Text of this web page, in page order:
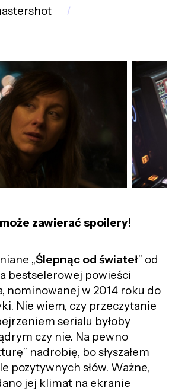
zawierać spoilery!
„Ślepnąc od świateł” od
bestselerowej powieści
nominowanej w 2014 roku do
Nie wiem, czy przeczytanie
serialu byłoby
czy nie. Na pewno
nadrobię, bo słyszałem
pozytywnych słów. Ważne,
jej klimat na ekranie